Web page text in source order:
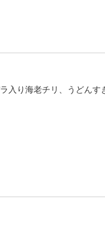
入り海老チリ、うどん